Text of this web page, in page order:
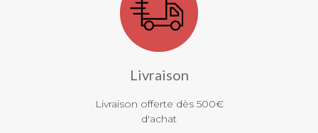
Livraison
Livraison offerte dès 500€
d'achat